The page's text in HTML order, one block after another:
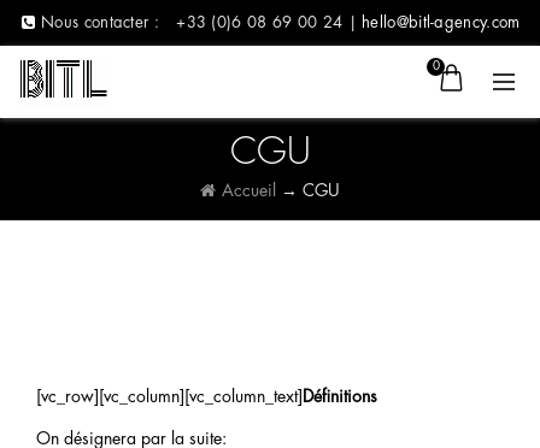
Nous contacter : +33 (0)6 08 69 00 24 | hello@bitl-agency.com
0
CGU
Accueil → CGU
[vc_row][vc_column][vc_column_text] Définitions
On désignera par la suite: